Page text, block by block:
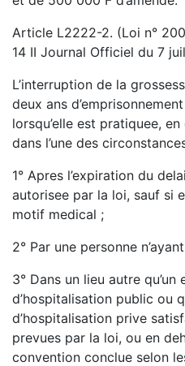
Article L2222-2. (Loi n°
14 II Journal Officiel du 7
L’interruption de la
deux ans
lorsqu’elle est pratiquee,
dans l’une des
1° Apres l’expiration du
autorisee par la loi, sauf si
motif medical ;
2° Par une personne
3° Dans un lieu autre qu’un
d’hospitalisation public ou
d’hospitalisation prive
prevues par la loi, ou en
convention conclue selon